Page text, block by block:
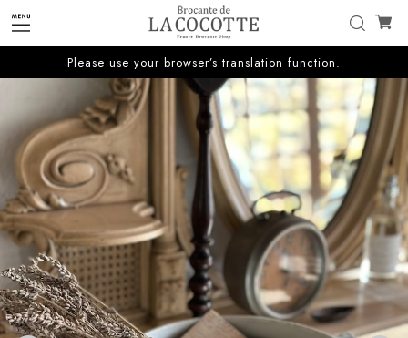
Please use your browser’s translation function.